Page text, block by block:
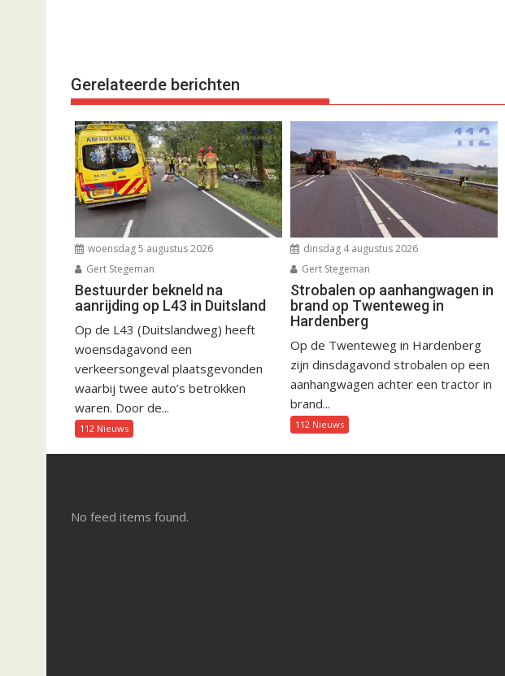
Gerelateerde berichten
woensdag 5 augustus 2026
Gert Stegeman
Bestuurder bekneld na
aanrijding op L43 in Duitsland
Op de L43 (Duitslandweg) heeft
woensdagavond een
verkeersongeval plaatsgevonden
waarbij twee auto’s betrokken
waren. Door de...
112 Nieuws
dinsdag 4 augustus 2026
Gert Stegeman
Strobalen op aanhangwagen in
brand op Twenteweg in
Hardenberg
Op de Twenteweg in Hardenberg
zijn dinsdagavond strobalen op een
aanhangwagen achter een tractor in
brand...
112 Nieuws
No feed items found.